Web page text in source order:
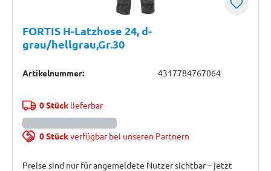
FORTIS H-Latzhose 24, d-
grau/hellgrau,Gr.30
Artikelnummer: 4317784767064
0 Stücklieferbar
0 Stückverfügbar bei unseren Partnern
Preise sind nur für angemeldete Nutzer sichtbar – jetzt